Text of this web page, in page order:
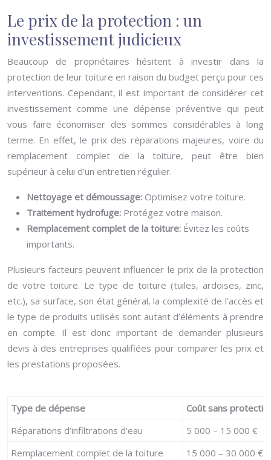
Le prix de la protection : un
investissement judicieux
Beaucoup de propriétaires hésitent à investir dans la
protection de leur toiture en raison du budget perçu pour ces
interventions. Cependant, il est important de considérer cet
investissement comme une dépense préventive qui peut
vous faire économiser des sommes considérables à long
terme. En effet, le prix des réparations majeures, voire du
remplacement complet de la toiture, peut être bien
supérieur à celui d’un entretien régulier.
Nettoyage et démoussage: Optimisez votre toiture.
Traitement hydrofuge: Protégez votre maison.
Remplacement complet de la toiture: Évitez les coûts
importants.
Plusieurs facteurs peuvent influencer le prix de la protection
de votre toiture. Le type de toiture (tuiles, ardoises, zinc,
etc.), sa surface, son état général, la complexité de l’accès et
le type de produits utilisés sont autant d’éléments à prendre
en compte. Il est donc important de demander plusieurs
devis à des entreprises qualifiées pour comparer les prix et
les prestations proposées.
Type de dépense
Coût sans
Réparations d’infiltrations d’eau
5 000 – 15 000 €
Remplacement complet de la toiture
15 000 – 30 000 €